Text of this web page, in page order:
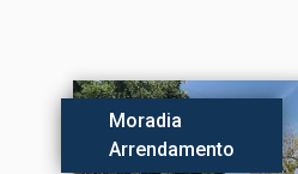
Moradia
Arrendamento